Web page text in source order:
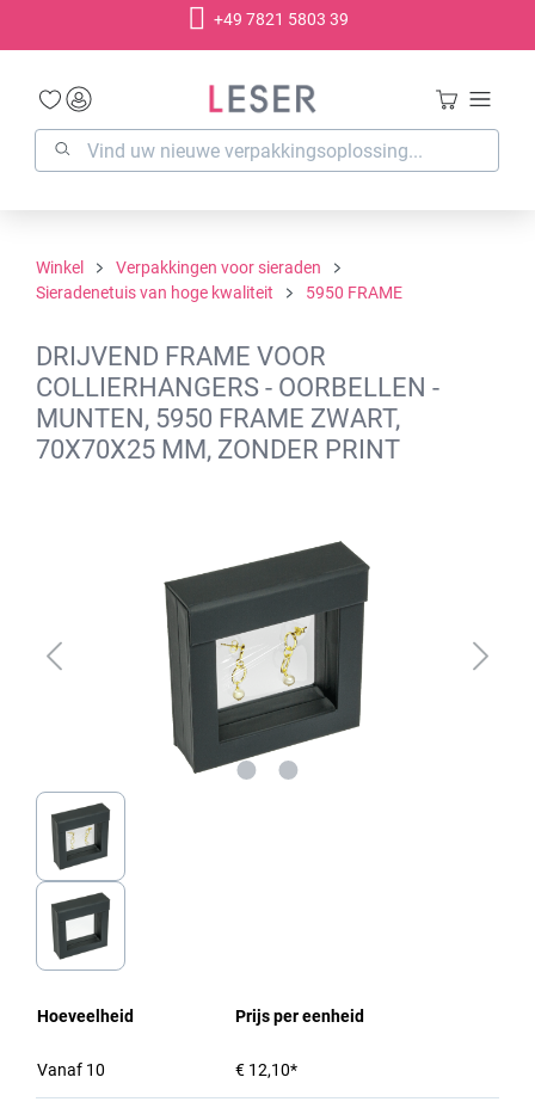
+49 7821 5803 39
Winkel
Verpakkingen voor sieraden
Sieradenetuis van hoge kwaliteit
5950 FRAME
DRIJVEND FRAME VOOR
COLLIERHANGERS - OORBELLEN -
MUNTEN, 5950 FRAME ZWART,
70X70X25 MM, ZONDER PRINT
Hoeveelheid Prijs per eenheid
Vanaf 10 € 12,10*